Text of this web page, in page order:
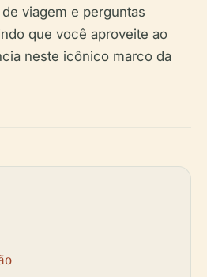
viagem e perguntas
que você aproveite ao
neste icônico marco da